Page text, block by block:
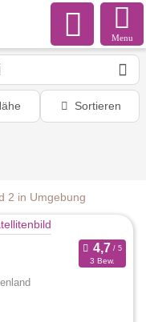
Menu
Sortieren
2 in Umgebung
3 Bew.